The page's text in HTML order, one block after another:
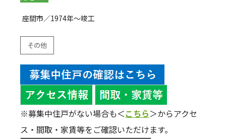
座間市／1974年～竣工
その他
※募集中住戸がない場合も＜こちら＞からアクセ
ス・間取・家賃等をご確認いただけます。